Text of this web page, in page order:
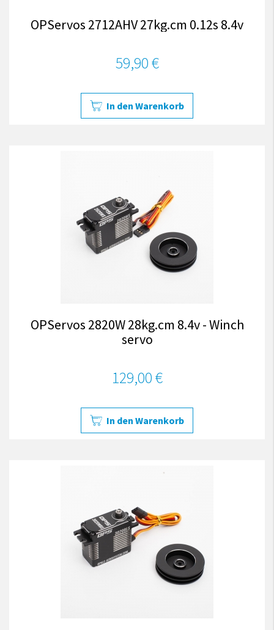
OPServos 2712AHV 27kg.cm 0.12s 8.4v
59,90 €
In den Warenkorb
OPServos 2820W 28kg.cm 8.4v - Winch
servo
129,00 €
In den Warenkorb